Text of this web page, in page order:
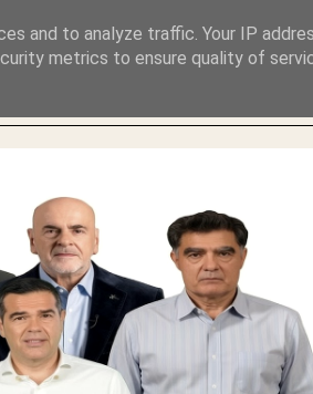
and to analyze traffic. Your IP
metrics to ensure quality of